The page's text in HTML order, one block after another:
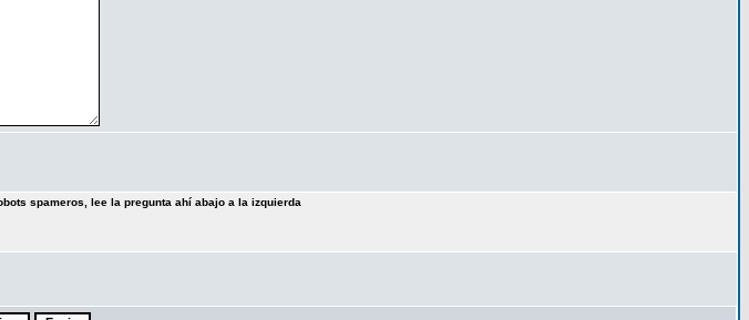
spameros, lee la pregunta ahí abajo a la izquierda